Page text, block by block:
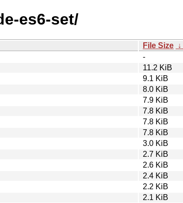
es6-set/
File Size ↓
-
11.2 KiB
9.1 KiB
8.0 KiB
7.9 KiB
7.8 KiB
7.8 KiB
7.8 KiB
3.0 KiB
2.7 KiB
2.6 KiB
2.4 KiB
2.2 KiB
2.1 KiB